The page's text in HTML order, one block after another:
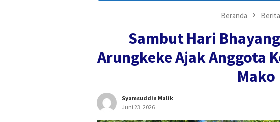
Beranda Berita
Sambut Hari
Arungkeke Ajak Anggota
Mako
Syamsuddin Malik
Juni 23, 2026